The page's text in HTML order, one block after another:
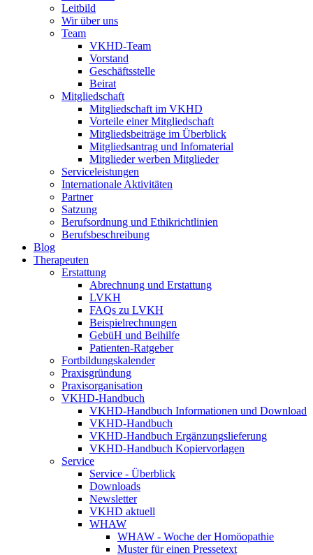
Leitbild
Wir über uns
Team
VKHD-Team
Vorstand
Geschäftsstelle
Beirat
Mitgliedschaft
Mitgliedschaft im VKHD
Vorteile einer Mitgliedschaft
Mitgliedsbeiträge im Überblick
Mitgliedsantrag und Infomaterial
Mitglieder werben Mitglieder
Serviceleistungen
Internationale Aktivitäten
Partner
Satzung
Berufsordnung und Ethikrichtlinien
Berufsbeschreibung
Blog
Therapeuten
Erstattung
Abrechnung und Erstattung
LVKH
FAQs zu LVKH
Beispielrechnungen
GebüH und Beihilfe
Patienten-Ratgeber
Fortbildungskalender
Praxisgründung
Praxisorganisation
VKHD-Handbuch
VKHD-Handbuch Informationen und Download
VKHD-Handbuch
VKHD-Handbuch Ergänzungslieferung
VKHD-Handbuch Kopiervorlagen
Service
Service - Überblick
Downloads
Newsletter
VKHD aktuell
WHAW
WHAW - Woche der Homöopathie
Muster für einen Pressetext